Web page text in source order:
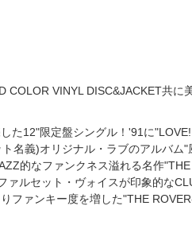
COLOR VINYL DISC&JACKET共に
た12"限定盤シングル！'91に
名義)オリジナル・ラブのアルバ
的なファンクネス溢れる名作
ァルセット・ヴォイスが印象的な
ファンキー度を増した"THE